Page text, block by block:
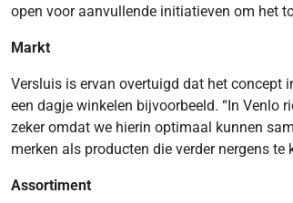
open voor aanvullende initiatieven om het
Markt
Versluis is ervan overtuigd dat het concept
een dagje winkelen bijvoorbeeld. “In Venlo
zeker omdat we hierin optimaal kunnen
merken als producten die verder nergens te
Assortiment